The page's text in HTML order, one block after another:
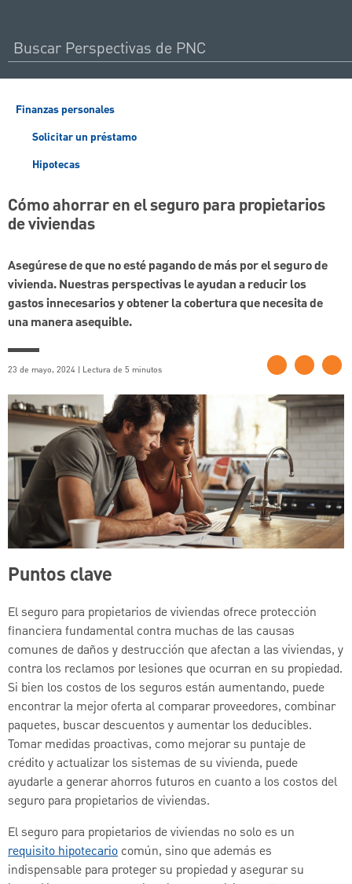
Finanzas personales
Solicitar un préstamo
Hipotecas
Cómo ahorrar en el seguro para propietarios
de viviendas
Asegúrese de que no esté pagando de más por el seguro de
vivienda. Nuestras perspectivas le ayudan a reducir los
gastos innecesarios y obtener la cobertura que necesita de
una manera asequible.
23 de mayo, 2024 | Lectura de 5 minutos
Puntos clave
El seguro para propietarios de viviendas ofrece protección
financiera fundamental contra muchas de las causas
comunes de daños y destrucción que afectan a las viviendas, y
contra los reclamos por lesiones que ocurran en su propiedad.
Si bien los costos de los seguros están aumentando, puede
encontrar la mejor oferta al comparar proveedores, combinar
paquetes, buscar descuentos y aumentar los deducibles.
Tomar medidas proactivas, como mejorar su puntaje de
crédito y actualizar los sistemas de su vivienda, puede
ayudarle a generar ahorros futuros en cuanto a los costos del
seguro para propietarios de viviendas.
El seguro para propietarios de viviendas no solo es un
requisito hipotecario común, sino que además es
indispensable para proteger su propiedad y asegurar su